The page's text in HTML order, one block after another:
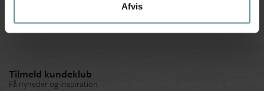
Afvis
Tilmeld kundeklub
Få nyheder og inspiration